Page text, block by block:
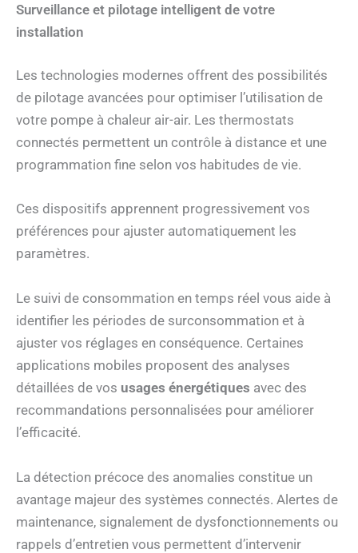
Surveillance et pilotage intelligent de votre
installation
Les technologies modernes offrent des possibilités
de pilotage avancées pour optimiser l’utilisation de
votre pompe à chaleur air-air. Les thermostats
connectés permettent un contrôle à distance et une
programmation fine selon vos habitudes de vie.
Ces dispositifs apprennent progressivement vos
préférences pour ajuster automatiquement les
paramètres.
Le suivi de consommation en temps réel vous aide à
identifier les périodes de surconsommation et à
ajuster vos réglages en conséquence. Certaines
applications mobiles proposent des analyses
détaillées de vos usages énergétiques avec des
recommandations personnalisées pour améliorer
l’efficacité.
La détection précoce des anomalies constitue un
avantage majeur des systèmes connectés. Alertes de
maintenance, signalement de dysfonctionnements ou
rappels d’entretien vous permettent d’intervenir